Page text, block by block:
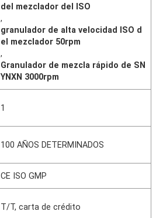
del mezclador del ISO
,
granulador de alta velocidad ISO d
el mezclador 50rpm
,
Granulador de mezcla rápido de SN
YNXN 3000rpm
1
100 AÑOS DETERMINADOS
CE ISO GMP
T/T, carta de crédito